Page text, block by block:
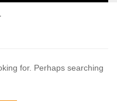
for. Perhaps searching